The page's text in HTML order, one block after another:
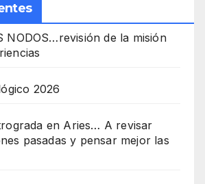
NODOS…revisión de la misión
2026
en Aries… A revisar
pasadas y pensar mejor las